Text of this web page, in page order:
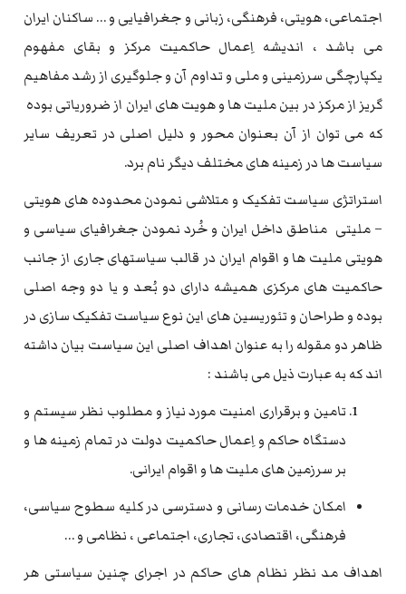
اجتماعی، هویتی، فرهنگی، زبانی و جغرافیایی و … ساکنان ایران
می باشد ، اندیشه اِعمال حاکمیت مرکز و بقای مفهوم
یکپارچگی سرزمینی و ملی و تداوم آن و جلوگیری از رشد مفاهیم
گریز از مرکز در بین ملیت ها و هویت های ایران از ضروریاتی بوده
که می توان از آن بعنوان محور و دلیل اصلی در تعریف سایر
سیاست ها در زمینه های مختلف دیگر نام برد.
استراتژی سیاست تفکیک و متلاشی نمودن محدوده های هویتی
– ملیتی مناطق داخل ایران و خُرد نمودن جغرافیای سیاسی و
هویتی ملیت ها و اقوام ایران در قالب سیاستهای جاری از جانب
حاکمیت های مرکزی همیشه دارای دو بُعد و یا دو وجه اصلی
بوده و طراحان و تئوریسین های این نوع سیاست تفکیک سازی در
ظاهر دو مقوله را به عنوان اهداف اصلی این سیاست بیان داشته
اند که به عبارت ذیل می باشند :
تامین و برقراری امنیت مورد نیاز و مطلوب نظر سیستم و
دستگاه حاکم و اِعمال حاکمیت دولت در تمام زمینه ها و
بر سرزمین های ملیت ها و اقوام ایرانی.
امکان خدمات رسانی و دسترسی در کلیه سطوح سیاسی،
فرهنگی، اقتصادی، تجاری، اجتماعی ، نظامی و …
اهداف مد نظر نظام های حاکم در اجرای چنین سیاستی هر